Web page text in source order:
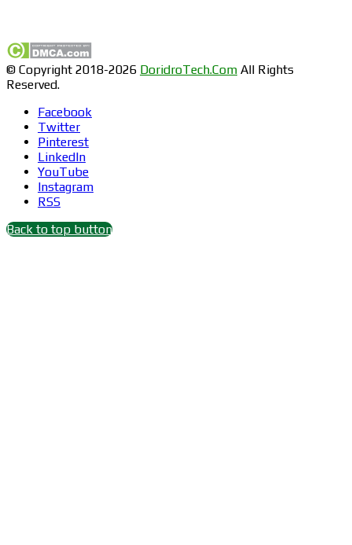
© Copyright 2018-2026 DoridroTech.Com All Rights
Reserved.
Facebook
Twitter
Pinterest
LinkedIn
YouTube
Instagram
RSS
Back to top button